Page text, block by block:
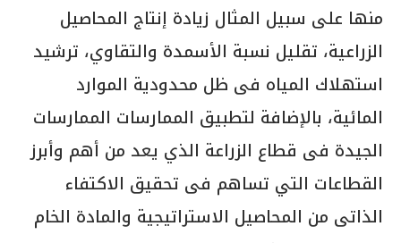
منها على سبيل المثال زيادة إنتاج المحاصيل
الزراعية، تقليل نسبة الأسمدة والتقاوي، ترشيد
استهلاك المياه فى ظل محدودية الموارد
المائية، بالإضافة لتطبيق الممارسات الممارسات
الجيدة فى قطاع الزراعة الذي يعد من أهم وأبرز
القطاعات التي تساهم فى تحقيق الاكتفاء
الذاتى من المحاصيل الاستراتيجية والمادة الخام